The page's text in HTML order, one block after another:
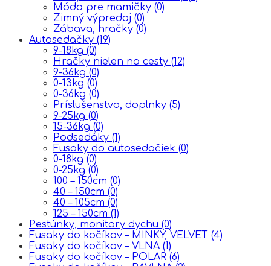
Móda pre mamičky (0)
Zimný výpredaj (0)
Zábava, hračky (0)
Autosedačky (19)
9-18kg (0)
Hračky nielen na cesty (12)
9-36kg (0)
0-13kg (0)
0-36kg (0)
Príslušenstvo, doplnky (5)
9-25kg (0)
15-36kg (0)
Podsedáky (1)
Fusaky do autosedačiek (0)
0-18kg (0)
0-25kg (0)
100 – 150cm (0)
40 – 150cm (0)
40 – 105cm (0)
125 – 150cm (1)
Pestúnky, monitory dychu (0)
Fusaky do kočíkov – MINKY, VELVET (4)
Fusaky do kočíkov – VLNA (1)
Fusaky do kočíkov – POLAR (6)